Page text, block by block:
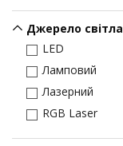
Джерело світла
LED
Ламповий
Лазерний
RGB Laser